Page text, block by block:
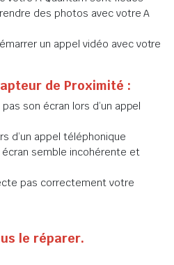
des photos avec votre A
un appel vidéo avec votre
de Proximité :
son écran lors d’un appel
d’un appel téléphonique
semble incohérente et
pas correctement votre
le réparer.